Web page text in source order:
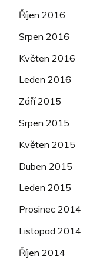
Říjen 2016
Srpen 2016
Květen 2016
Leden 2016
Září 2015
Srpen 2015
Květen 2015
Duben 2015
Leden 2015
Prosinec 2014
Listopad 2014
Říjen 2014